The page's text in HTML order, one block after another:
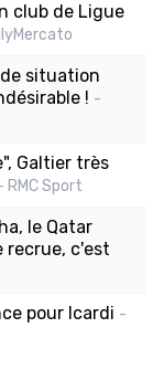
club de Ligue
situation
! -
Galtier très
RMC Sport
le Qatar
recrue, c'est
pour Icardi -